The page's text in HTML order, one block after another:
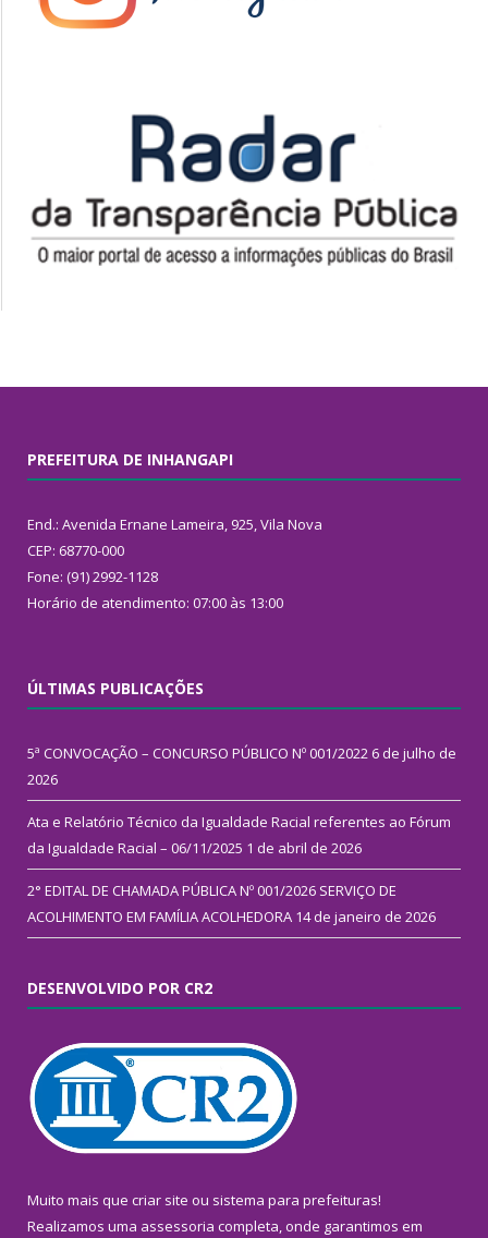
PREFEITURA DE INHANGAPI
End.: Avenida Ernane Lameira, 925, Vila Nova
CEP: 68770-000
Fone: (91) 2992-1128
Horário de atendimento: 07:00 às 13:00
ÚLTIMAS PUBLICAÇÕES
5ª CONVOCAÇÃO – CONCURSO PÚBLICO Nº 001/2022 6 de julho de
2026
Ata e Relatório Técnico da Igualdade Racial referentes ao Fórum
da Igualdade Racial – 06/11/2025 1 de abril de 2026
2° EDITAL DE CHAMADA PÚBLICA Nº 001/2026 SERVIÇO DE
ACOLHIMENTO EM FAMÍLIA ACOLHEDORA 14 de janeiro de 2026
DESENVOLVIDO POR CR2
Muito mais que criar site ou sistema para prefeituras!
Realizamos uma assessoria completa, onde garantimos em